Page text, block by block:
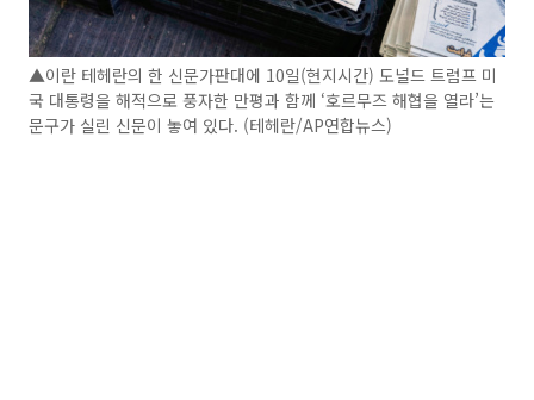
▲이란 테헤란의 한 신문가판대에 10일(현지시간) 도널드 트럼프 미
국 대통령을 해적으로 풍자한 만평과 함께 ‘호르무즈 해협을 열라’는
문구가 실린 신문이 놓여 있다. (테헤란/AP연합뉴스)